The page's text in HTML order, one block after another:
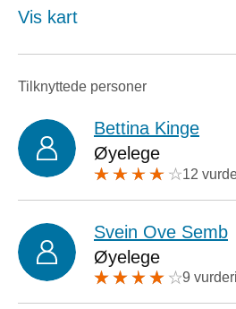
Vis kart
Tilknyttede personer
Bettina Kinge
Øyelege
12
Svein Ove Semb
Øyelege
9